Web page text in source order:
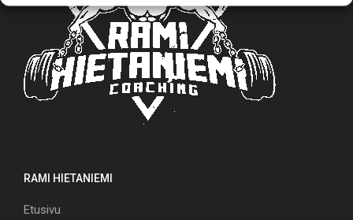
RAMI HIETANIEMI
Etusivu